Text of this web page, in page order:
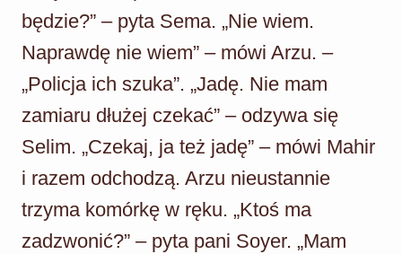
będzie?” – pyta Sema. „Nie wiem.
Naprawdę nie wiem” – mówi Arzu. –
„Policja ich szuka”. „Jadę. Nie mam
zamiaru dłużej czekać” – odzywa się
Selim. „Czekaj, ja też jadę” – mówi Mahir
i razem odchodzą. Arzu nieustannie
trzyma komórkę w ręku. „Ktoś ma
zadzwonić?” – pyta pani Soyer. „Mam